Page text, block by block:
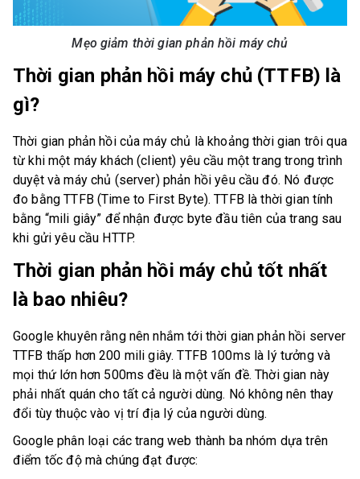
Mẹo giảm thời gian phản hồi máy chủ
Thời gian phản hồi máy chủ (TTFB) là
gì?
Thời gian phản hồi của máy chủ là khoảng thời gian trôi qua
từ khi một máy khách (client) yêu cầu một trang trong trình
duyệt và máy chủ (server) phản hồi yêu cầu đó. Nó được
đo bằng TTFB (Time to First Byte). TTFB là thời gian tính
bằng “mili giây” để nhận được byte đầu tiên của trang sau
khi gửi yêu cầu HTTP.
Thời gian phản hồi máy chủ tốt nhất
là bao nhiêu?
Google khuyên rằng nên nhắm tới thời gian phản hồi server
TTFB thấp hơn 200 mili giây. TTFB 100ms là lý tưởng và
mọi thứ lớn hơn 500ms đều là một vấn đề. Thời gian này
phải nhất quán cho tất cả người dùng. Nó không nên thay
đổi tùy thuộc vào vị trí địa lý của người dùng.
Google phân loại các trang web thành ba nhóm dựa trên
điểm tốc độ mà chúng đạt được: